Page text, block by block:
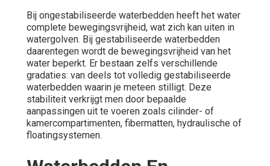
Bij ongestabiliseerde waterbedden heeft het water
complete bewegingsvrijheid, wat zich kan uiten in
watergolven. Bij gestabiliseerde waterbedden
daarentegen wordt de bewegingsvrijheid van het
water beperkt. Er bestaan zelfs verschillende
gradaties: van deels tot volledig gestabiliseerde
waterbedden waarin je meteen stilligt. Deze
stabiliteit verkrijgt men door bepaalde
aanpassingen uit te voeren zoals cilinder- of
kamercompartimenten, fibermatten, hydraulische of
floatingsystemen.